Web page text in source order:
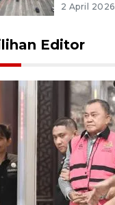
2 April 2026
Editor